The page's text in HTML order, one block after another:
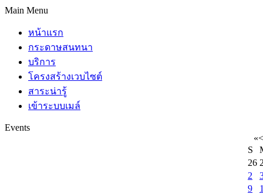
Main Menu
หน้าแรก
กระดาษสนทนา
บริการ
โครงสร้างเวบไซต์
สาระน่ารู้
เข้าระบบเมล์
Events
«<
S
26
2
9